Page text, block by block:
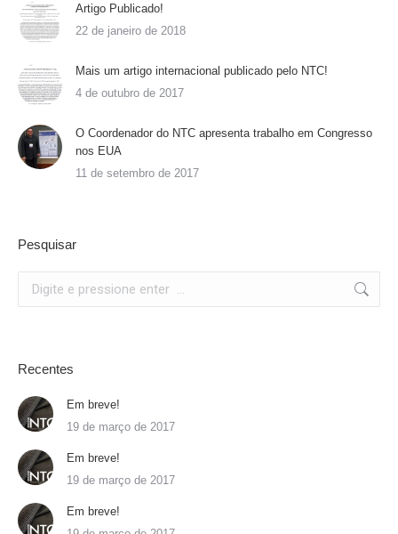
Artigo Publicado!
22 de janeiro de 2018
Mais um artigo internacional publicado pelo NTC!
4 de outubro de 2017
O Coordenador do NTC apresenta trabalho em Congresso
nos EUA
11 de setembro de 2017
Pesquisar
Recentes
Em breve!
19 de março de 2017
Em breve!
19 de março de 2017
Em breve!